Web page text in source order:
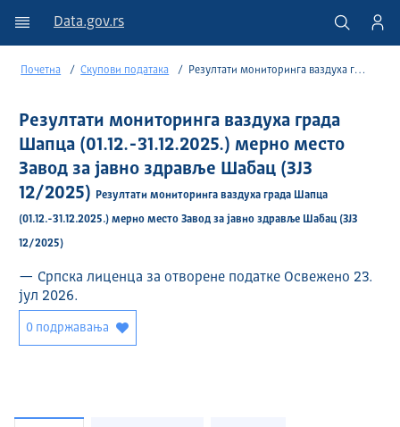
Data.gov.rs
Почетна Скупови података Резултати мониторинга ваздуха града Шапца (01.12.-31.12.2025.) мерно место Завод за јавно здравље Шабац (ЗЈЗ 12/2025)
Резултати мониторинга ваздуха града
Шапца (01.12.-31.12.2025.) мерно место
Завод за јавно здравље Шабац (ЗЈЗ
12/2025)
Резултати мониторинга ваздуха града Шапца
(01.12.-31.12.2025.) мерно место Завод за јавно здравље Шабац (ЗЈЗ
12/2025)
— Српска лиценца за отворене податке Освежено 23.
јул 2026.
0 подржавања